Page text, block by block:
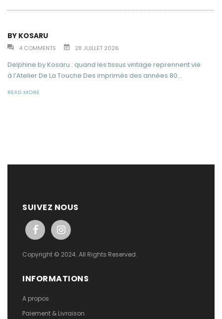
BY KOSARU
4 COMMENTS 28 JUILLET 2026
Delphine by Kosaru : quand les tissus vintage reprennent vie
à l’Atelier De La Touche Des imprimés des années 80...
READ MORE
SUIVEZ NOUS
Copyright © 2024. All Rights Reserved.
INFORMATIONS
A propos
Paiement & Livraison